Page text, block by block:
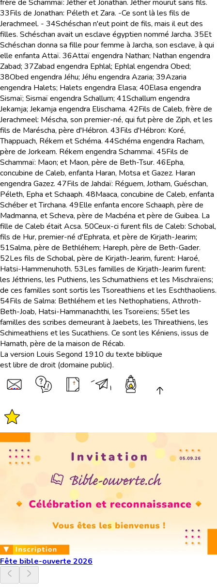
frère de Schammaï: Jéther et Jonathan. Jéther mourut sans fils.
33Fils de Jonathan: Péleth et Zara. -Ce sont là les fils de
Jerachmeel. - 34Schéschan n'eut point de fils, mais il eut des
filles. Schéschan avait un esclave égyptien nommé Jarcha. 35Et
Schéschan donna sa fille pour femme à Jarcha, son esclave, à qui
elle enfanta Attaï. 36Attaï engendra Nathan; Nathan engendra
Zabad; 37Zabad engendra Ephlal; Ephlal engendra Obed;
38Obed engendra Jéhu; Jéhu engendra Azaria; 39Azaria
engendra Halets; Halets engendra Elasa; 40Elasa engendra
Sismaï; Sismaï engendra Schallum; 41Schallum engendra
Jekamja; Jekamja engendra Elischama. 42Fils de Caleb, frère de
Jerachmeel: Méscha, son premier-né, qui fut père de Ziph, et les
fils de Maréscha, père d'Hébron. 43Fils d'Hébron: Koré,
Thappuach, Rékem et Schéma. 44Schéma engendra Racham,
père de Jorkeam. Rékem engendra Schammaï. 45Fils de
Schammaï: Maon; et Maon, père de Beth-Tsur. 46Epha,
concubine de Caleb, enfanta Haran, Motsa et Gazez. Haran
engendra Gazez. 47Fils de Jahdaï: Réguem, Jotham, Guéschan,
Péleth, Epha et Schaaph. 48Maaca, concubine de Caleb, enfanta
Schéber et Tirchana. 49Elle enfanta encore Schaaph, père de
Madmanna, et Scheva, père de Macbéna et père de Guibea. La
fille de Caleb était Acsa. 50Ceux-ci furent fils de Caleb: Schobal,
fils de Hur, premier-né d'Ephrata, et père de Kirjath-Jearim;
51Salma, père de Bethléhem; Hareph, père de Beth-Gader.
52Les fils de Schobal, père de Kirjath-Jearim, furent: Haroé,
Hatsi-Hammenuhoth. 53Les familles de Kirjath-Jearim furent:
les Jéthriens, les Puthiens, les Schumathiens et les Mischraïens;
de ces familles sont sortis les Tsoreathiens et les Eschthaoliens.
54Fils de Salma: Bethléhem et les Nethophatiens, Athroth-
Beth-Joab, Hatsi-Hammanachthi, les Tsoreïens; 55et les
familles des scribes demeurant à Jaebets, les Thireathiens, les
Schimeathiens et les Sucathiens. Ce sont les Kéniens, issus de
Hamath, père de la maison de Récab.
La version Louis Segond 1910 du texte biblique
est libre de droit (domaine public).
Fête bible-ouverte 2026